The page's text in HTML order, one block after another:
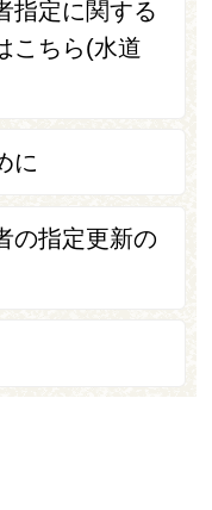
指定に関する
こちら(水道
に
の指定更新の